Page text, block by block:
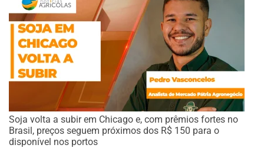
Soja volta a subir em Chicago e, com prêmios fortes no
Brasil, preços seguem próximos dos R$ 150 para o
disponível nos portos